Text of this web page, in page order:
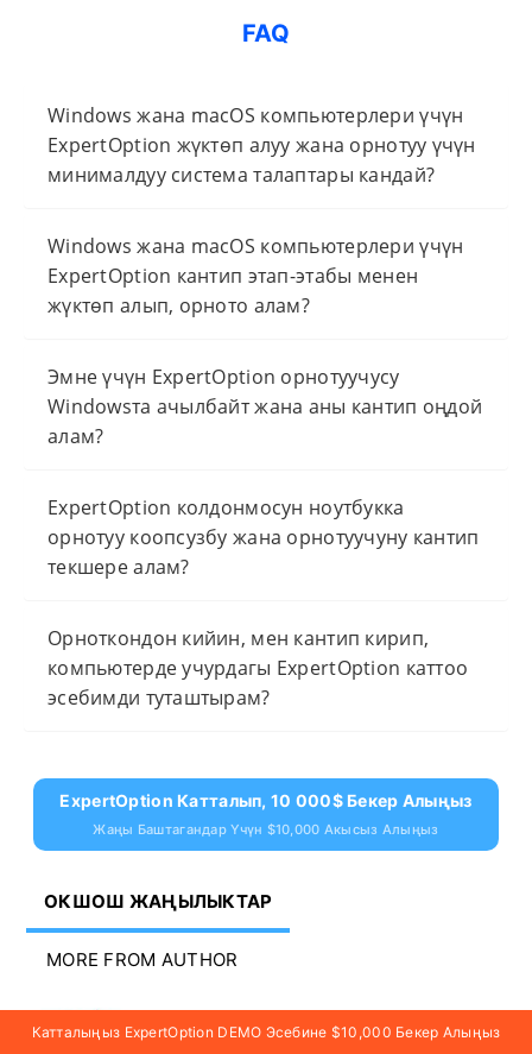
FAQ
Windows жана macOS компьютерлери үчүн
ExpertOption жүктөп алуу жана орнотуу үчүн
минималдуу система талаптары кандай?
Windows жана macOS компьютерлери үчүн
ExpertOption кантип этап-этабы менен
жүктөп алып, орното алам?
Эмне үчүн ExpertOption орнотуучусу
Windowsта ачылбайт жана аны кантип оңдой
алам?
ExpertOption колдонмосун ноутбукка
орнотуу коопсузбу жана орнотуучуну кантип
текшере алам?
Орноткондон кийин, мен кантип кирип,
компьютерде учурдагы ExpertOption каттоо
эсебимди туташтырам?
ExpertOption Катталып, 10 000$ Бекер Алыңыз
Жаңы Баштагандар Үчүн $10,000 Акысыз Алыңыз
ОКШОШ ЖАҢЫЛЫКТАР
MORE FROM AUTHOR
ExpertOption депозити VISA &
Катталыңыз ExpertOption DEMO Эсебине $10,000 Бекер Алыңыз